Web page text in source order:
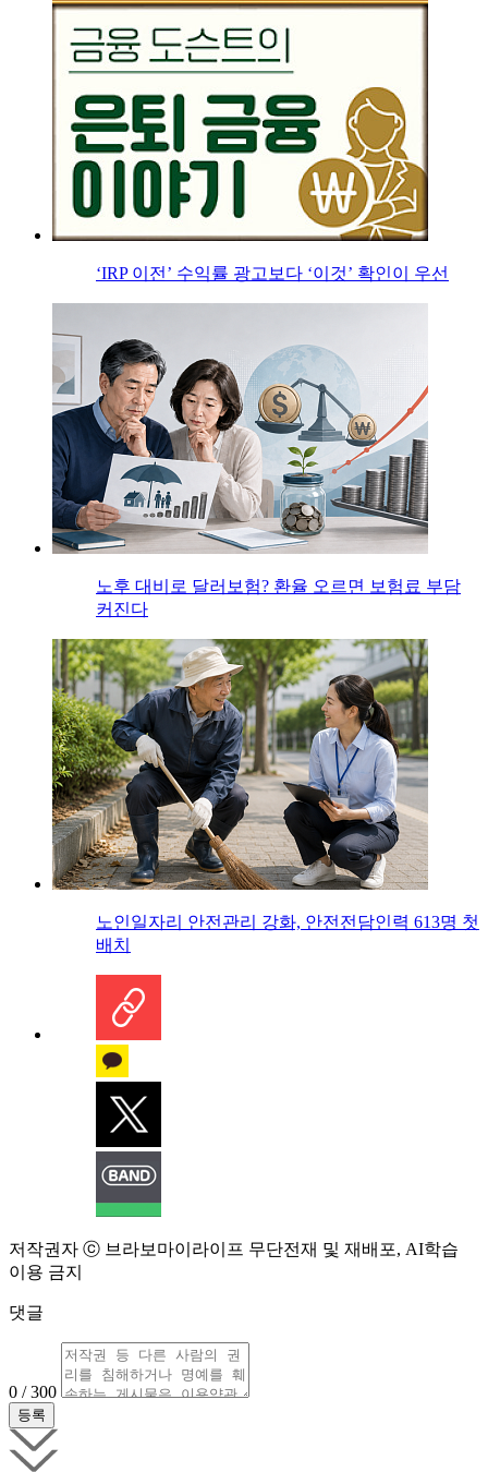
‘IRP 이전’ 수익률 광고보다 ‘이것’ 확인이 우선
노후 대비로 달러보험? 환율 오르면 보험료 부담
커진다
노인일자리 안전관리 강화, 안전전담인력 613명 첫
배치
저작권자 ⓒ 브라보마이라이프 무단전재 및 재배포, AI학습
이용 금지
댓글
0 / 300